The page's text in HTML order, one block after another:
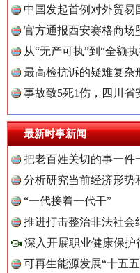
中国发起首例对外贸易
官方通报西安赛格商场
从“无产可执”到“全额
最高检抗诉的疑难复杂
事故致5死1伤，四川省
最新时事新闻
把老百姓关切的事一件
分析研究当前经济形势
“一代接着一代干”
推进打击整治非法社会
深入开展职业健康保护
可再生能源发展“十五五
中国
“后车司机肯定